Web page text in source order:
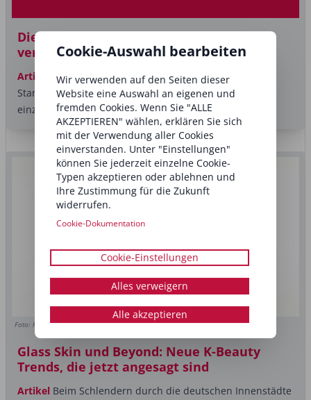
Diese Beauty-Trends werden die Branche
verändern
Artikel
Longevity statt Anti-Aging, Hightech statt
Standardbehandlung und ganzheitliche Konzepte statt
einzelner Produkte: Die...
Foto: Ronnachai Palas/Shutterstock.com
Glass Skin und Beyond: Neue K-Beauty
Trends, die jetzt angesagt sind
Artikel Beim Schlendern durch die deutschen Innenstädte
Cookie-Auswahl bearbeiten
Wir verwenden auf den Seiten dieser
Website eine Auswahl an eigenen und
fremden Cookies. Wenn Sie "ALLE
AKZEPTIEREN" wählen, erklären Sie sich
mit der Verwendung aller Cookies
einverstanden. Unter "Einstellungen"
können Sie jederzeit einzelne Cookie-
Typen akzeptieren oder ablehnen und
Ihre Zustimmung für die Zukunft
widerrufen.
Cookie-Dokumentation
Cookie-Einstellungen
Alles verweigern
Alle akzeptieren